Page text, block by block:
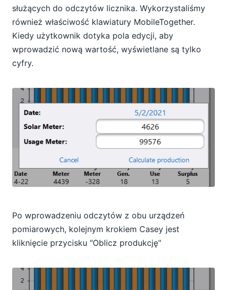
służących do odczytów licznika. Wykorzystaliśmy
również właściwość klawiatury MobileTogether.
Kiedy użytkownik dotyka pola edycji, aby
wprowadzić nową wartość, wyświetlane są tylko
cyfry.
Po wprowadzeniu odczytów z obu urządzeń
pomiarowych, kolejnym krokiem Casey jest
kliknięcie przycisku "Oblicz produkcję"